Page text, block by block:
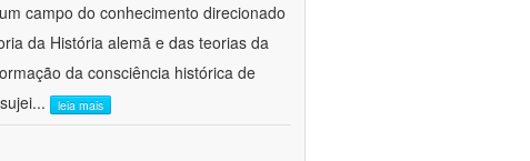
campo do conhecimento direcionado
da História alemã e das teorias da
da consciência histórica de
... leia mais